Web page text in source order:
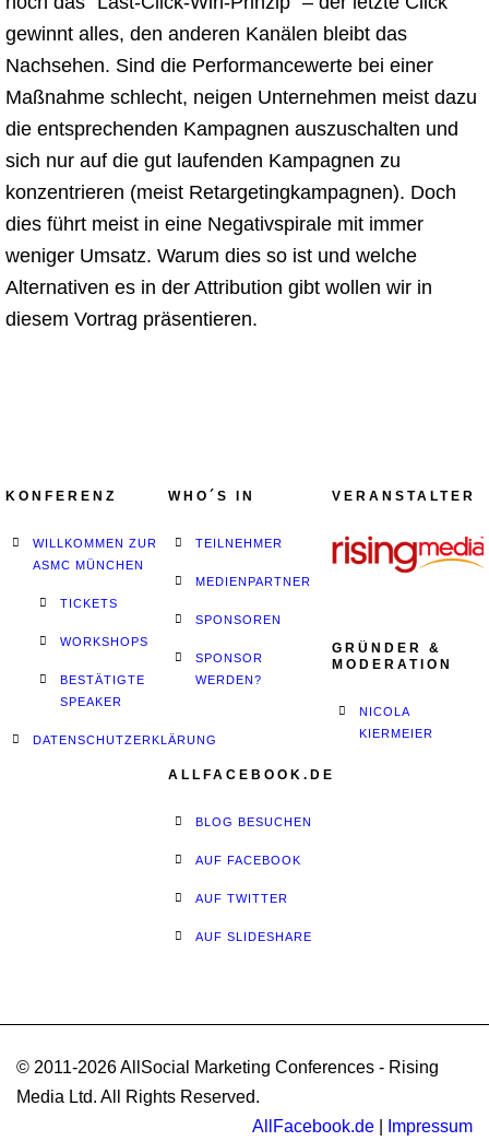
gewinnt alles, den anderen Kanälen bleibt das
Nachsehen. Sind die Performancewerte bei einer
Maßnahme schlecht, neigen Unternehmen meist dazu
die entsprechenden Kampagnen auszuschalten und
sich nur auf die gut laufenden Kampagnen zu
konzentrieren (meist Retargetingkampagnen). Doch
dies führt meist in eine Negativspirale mit immer
weniger Umsatz. Warum dies so ist und welche
Alternativen es in der Attribution gibt wollen wir in
diesem Vortrag präsentieren.
KONFERENZ
WILLKOMMEN ZUR
ASMC MÜNCHEN
TICKETS
WORKSHOPS
BESTÄTIGTE
SPEAKER
DATENSCHUTZERKLÄRUNG
WHO´S IN
TEILNEHMER
MEDIENPARTNER
SPONSOREN
SPONSOR
WERDEN?
ALLFACEBOOK.DE
BLOG BESUCHEN
AUF FACEBOOK
AUF TWITTER
AUF SLIDESHARE
VERANSTALTER
GRÜNDER &
MODERATION
NICOLA
KIERMEIER
© 2011-2026 AllSocial Marketing Conferences - Rising
Media Ltd. All Rights Reserved.
AllFacebook.de
Impressum